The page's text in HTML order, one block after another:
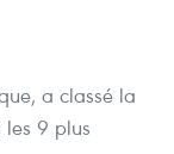
a classé la
9 plus